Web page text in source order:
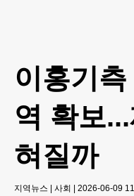
이홍기
역 확보
혀질까
지역뉴스 | 사회 | 2026-06-09